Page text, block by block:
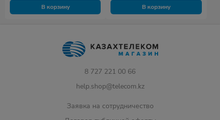
В корзину В корзину
8 727 221 00 66
help.shop@telecom.kz
Заявка на сотрудничество